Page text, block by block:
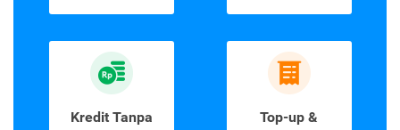
Kredit Tanpa
Top-up &